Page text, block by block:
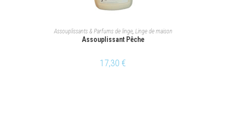
AJOUTER AU PANIER
Assouplissants & Parfums de linge, Linge de maison
Assouplissant Pêche
17,30 €